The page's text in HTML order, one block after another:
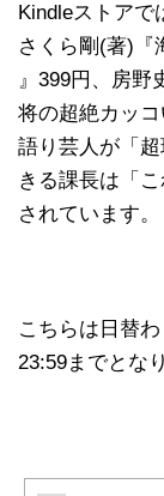
Kindleストアで
さくら剛(著)『
』399円、房野
将の超絶カッ
語り芸人が「
きる課長は「
されています。
こちらは日替
23:59までとな